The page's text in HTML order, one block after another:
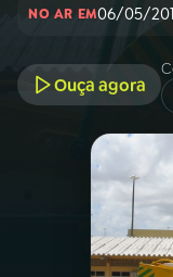
A RÁDIO
PODCASTS
NO AR EM06/05/
Ouça agora